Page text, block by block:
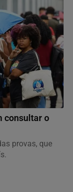
consultar o
provas, que